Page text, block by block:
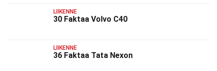
LIIKENNE
30 Faktaa Volvo C40
LIIKENNE
36 Faktaa Tata Nexon